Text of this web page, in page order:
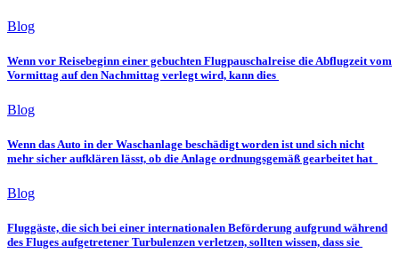
Blog
Wenn vor Reisebeginn einer gebuchten Flugpauschalreise die Abflugzeit vom
Vormittag auf den Nachmittag verlegt wird, kann dies
Blog
Wenn das Auto in der Waschanlage beschädigt worden ist und sich nicht
mehr sicher aufklären lässt, ob die Anlage ordnungsgemäß gearbeitet hat
Blog
Fluggäste, die sich bei einer internationalen Beförderung aufgrund während
des Fluges aufgetretener Turbulenzen verletzen, sollten wissen, dass sie